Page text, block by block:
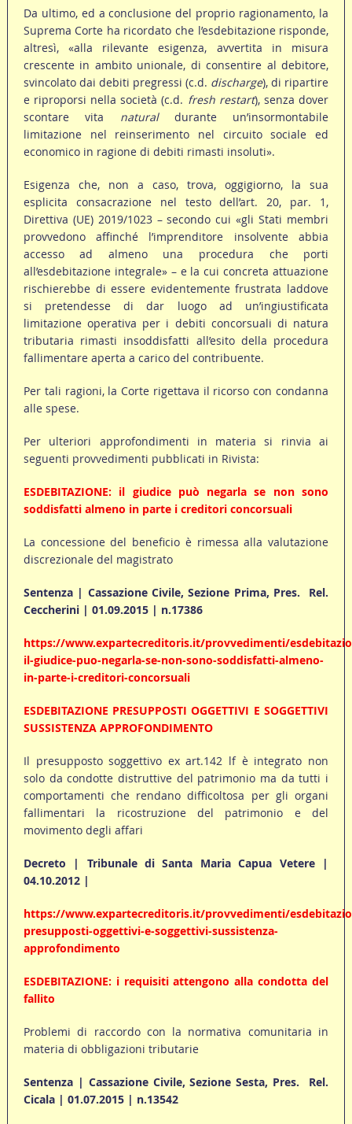
Da ultimo, ed a conclusione del proprio ragionamento, la
Suprema Corte ha ricordato che l’esdebitazione risponde,
altresì, «alla rilevante esigenza, avvertita in misura
crescente in ambito unionale, di consentire al debitore,
svincolato dai debiti pregressi (c.d. discharge), di ripartire
e riproporsi nella società (c.d. fresh restart), senza dover
scontare vita naturaldurante un’insormontabile
limitazione nel reinserimento nel circuito sociale ed
economico in ragione di debiti rimasti insoluti».
Esigenza che, non a caso, trova, oggigiorno, la sua
esplicita consacrazione nel testo dell’art. 20, par. 1,
Direttiva (UE) 2019/1023 – secondo cui «gli Stati membri
provvedono affinché l’imprenditore insolvente abbia
accesso ad almeno una procedura che porti
all’esdebitazione integrale» – e la cui concreta attuazione
rischierebbe di essere evidentemente frustrata laddove
si pretendesse di dar luogo ad un’ingiustificata
limitazione operativa per i debiti concorsuali di natura
tributaria rimasti insoddisfatti all’esito della procedura
fallimentare aperta a carico del contribuente.
Per tali ragioni, la Corte rigettava il ricorso con condanna
alle spese.
Per ulteriori approfondimenti in materia si rinvia ai
seguenti provvedimenti pubblicati in Rivista:
ESDEBITAZIONE: il giudice può negarla se non sono
soddisfatti almeno in parte i creditori concorsuali
La concessione del beneficio è rimessa alla valutazione
discrezionale del magistrato
Sentenza | Cassazione Civile, Sezione Prima, Pres.  Rel.
Ceccherini | 01.09.2015 | n.17386
https://www.expartecreditoris.it/provvedimenti/
il-giudice-puo-negarla-se-non-sono-soddisfatti-almeno-
in-parte-i-creditori-concorsuali
ESDEBITAZIONE PRESUPPOSTI OGGETTIVI E SOGGETTIVI
SUSSISTENZA APPROFONDIMENTO
Il presupposto soggettivo ex art.142 lf è integrato non
solo da condotte distruttive del patrimonio ma da tutti i
comportamenti che rendano difficoltosa per gli organi
fallimentari la ricostruzione del patrimonio e del
movimento degli affari
Decreto | Tribunale di Santa Maria Capua Vetere |
04.10.2012 |
https://www.expartecreditoris.it/provvedimenti/
presupposti-oggettivi-e-soggettivi-sussistenza-
approfondimento
ESDEBITAZIONE: i requisiti attengono alla condotta del
fallito
Problemi di raccordo con la normativa comunitaria in
materia di obbligazioni tributarie
Sentenza | Cassazione Civile, Sezione Sesta, Pres.  Rel.
Cicala | 01.07.2015 | n.13542